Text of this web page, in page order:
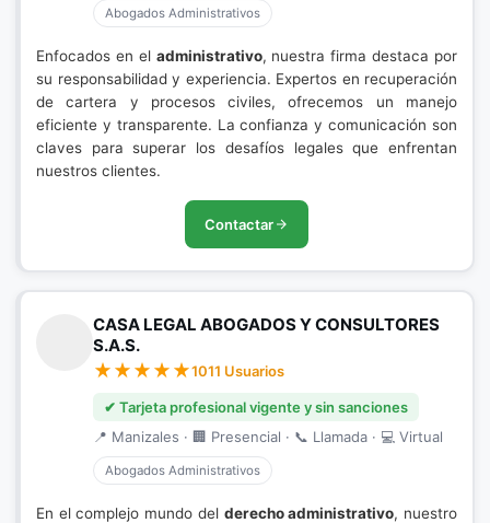
Abogados Administrativos
Enfocados en el administrativo, nuestra firma destaca por
su responsabilidad y experiencia. Expertos en recuperación
de cartera y procesos civiles, ofrecemos un manejo
eficiente y transparente. La confianza y comunicación son
claves para superar los desafíos legales que enfrentan
nuestros clientes.
Contactar
CASA LEGAL ABOGADOS Y CONSULTORES
S.A.S.
1011 Usuarios
✔ Tarjeta profesional vigente y sin sanciones
📍 Manizales · 🏢 Presencial · 📞 Llamada · 💻 Virtual
Abogados Administrativos
En el complejo mundo del derecho administrativo, nuestro